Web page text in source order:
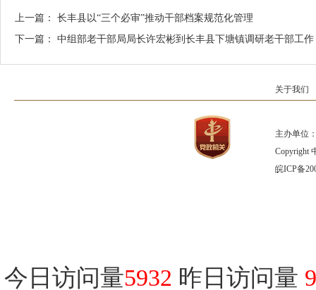
上一篇： 长丰县以“三个必审”推动干部档案规范化管理
下一篇： 中组部老干部局局长许宏彬到长丰县下塘镇调研老干部工作
关于我们
主办单位
Copyright
皖ICP备
今日访问量5932 昨日访问量